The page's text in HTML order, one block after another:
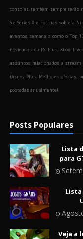
consoles, também sempre terão
S e Series X e notícias sobre a
eventos semanais como o Top
novidades da PS Plus, Xbox
assuntos relacionados a
Disney Plus. Melhores ofertas,
postadas anualmente!
Posts Populares
Lista
para
Lista
Veja a